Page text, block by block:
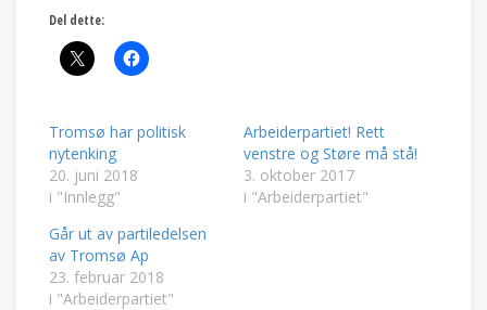
Del dette:
Tromsø har politisk
nytenking
20. juni 2018
i "Innlegg"
Arbeiderpartiet! Rett
venstre og Støre må stå!
3. oktober 2017
i "Arbeiderpartiet"
Går ut av partiledelsen
av Tromsø Ap
23. februar 2018
i "Arbeiderpartiet"